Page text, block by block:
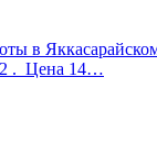
в
. Цена 14…